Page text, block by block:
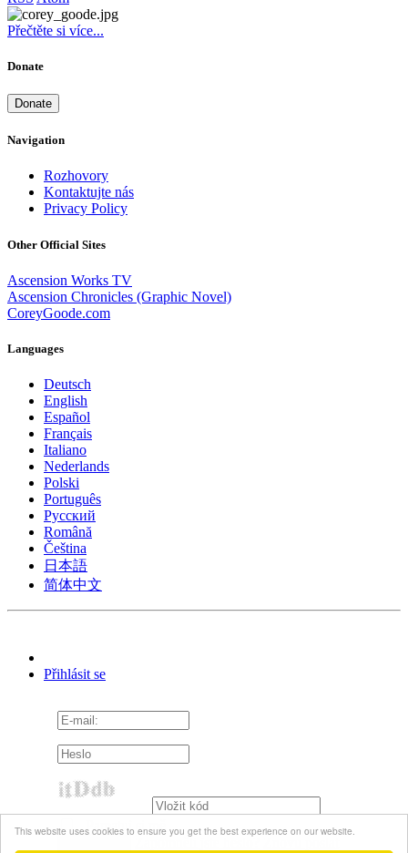
This website uses cookies to ensure you get the best experience on our website.
Přečtěte si více...
Donate
Donate
Navigation
Rozhovory
Kontaktujte nás
Privacy Policy
Other Official Sites
Ascension Works TV
Ascension Chronicles (Graphic Novel)
CoreyGoode.com
Languages
Deutsch
English
Español
Français
Italiano
Nederlands
Polski
Português
Pусский
Română
Čeština
日本語
简体中文
Přihlásit se
Pamatuj si mě